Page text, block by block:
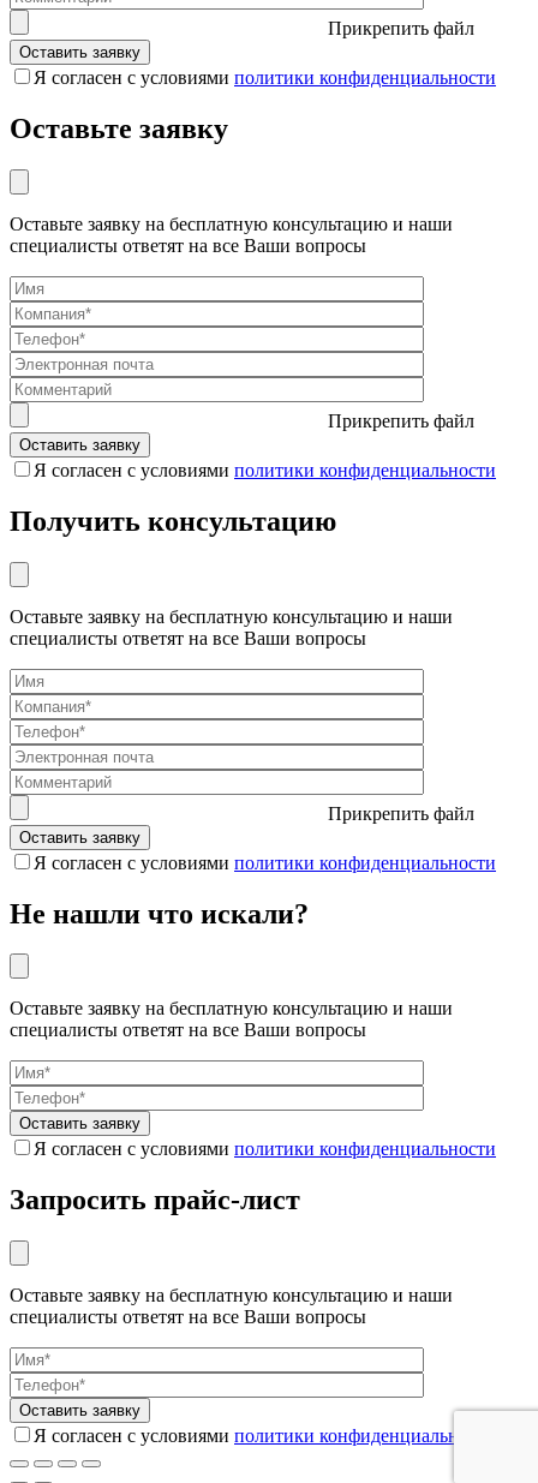
Прикрепить файл
Я согласен с условиями политики конфиденциальности
Оставьте заявку
Оставьте заявку на бесплатную консультацию и наши
специалисты ответят на все Ваши вопросы
Прикрепить файл
Я согласен с условиями политики конфиденциальности
Получить консультацию
Оставьте заявку на бесплатную консультацию и наши
специалисты ответят на все Ваши вопросы
Прикрепить файл
Я согласен с условиями политики конфиденциальности
Не нашли что искали?
Оставьте заявку на бесплатную консультацию и наши
специалисты ответят на все Ваши вопросы
Я согласен с условиями политики конфиденциальности
Запросить прайс-лист
Оставьте заявку на бесплатную консультацию и наши
специалисты ответят на все Ваши вопросы
Я согласен с условиями политики конфиденциальности